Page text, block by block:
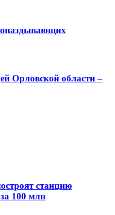
Орловской области –
станцию
100 млн